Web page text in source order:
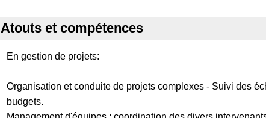
Atouts et compétences
En gestion de projets:
Organisation et conduite de projets complexes - Suivi des
budgets.